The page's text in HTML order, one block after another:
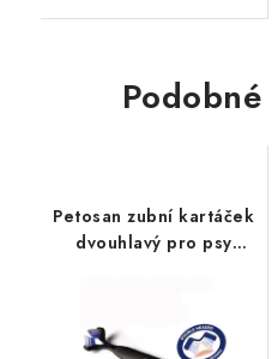
Petosan zubní kartáček
dvouhlavý pro psy